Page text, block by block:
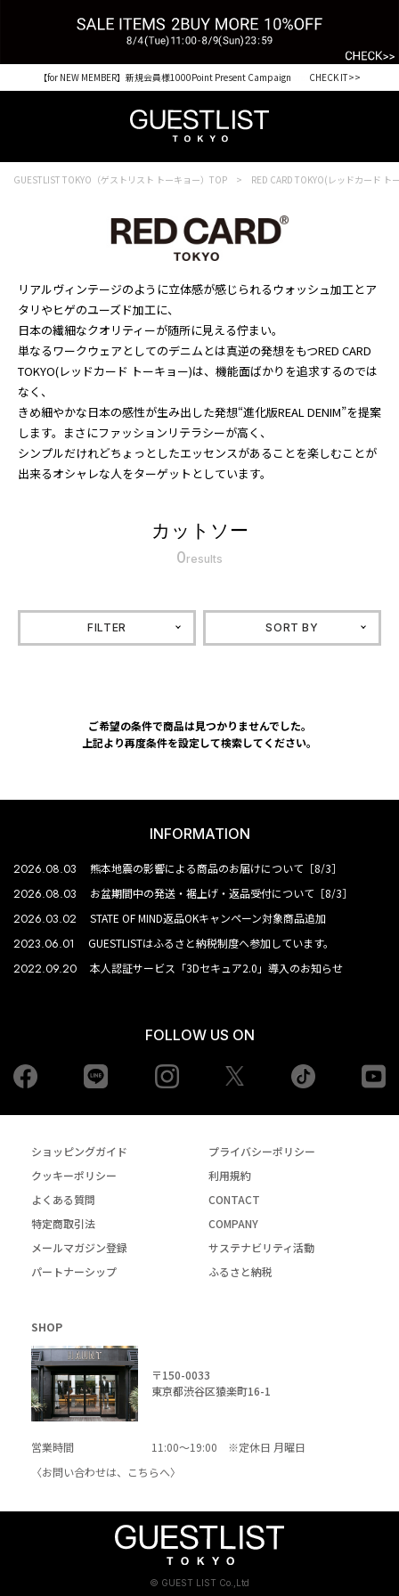
【for NEW MEMBER】新規会員様1000Point Present Campaign CHECK IT>>
GUESTLIST TOKYO（ゲストリスト トーキョー）TOP RED CARD TOKYO(レッドカード ト
リアルヴィンテージのように立体感が感じられるウォッシュ加工とア
タリやヒゲのユーズド加工に、
日本の繊細なクオリティーが随所に見える佇まい。
単なるワークウェアとしてのデニムとは真逆の発想をもつRED CARD
TOKYO(レッドカード トーキョー)は、機能面ばかりを追求するのでは
なく、
きめ細やかな日本の感性が生み出した発想“進化版REAL DENIM”を提案
します。まさにファッションリテラシーが高く、
シンプルだけれどちょっとしたエッセンスがあることを楽しむことが
出来るオシャレな人をターゲットとしています。
カットソー
0results
FILTER SORT BY
ご希望の条件で商品は見つかりませんでした。
上記より再度条件を設定して検索してください。
INFORMATION
2026.08.03 熊本地震の影響による商品のお届けについて［8/3］
2026.08.03 お盆期間中の発送・裾上げ・返品受付について［8/3］
2026.03.02 STATE OF MIND返品OKキャンペーン対象商品追加
2023.06.01 GUESTLISTはふるさと納税制度へ参加しています。
2022.09.20 本人認証サービス「3Dセキュア2.0」導入のお知らせ
FOLLOW US ON
Facebook Instagram tiktok
ショッピングガイド
プライバシーポリシー
クッキーポリシー
利用規約
よくある質問
CONTACT
特定商取引法
COMPANY
メールマガジン登録
サステナビリティ活動
パートナーシップ
ふるさと納税
SHOP
〒150-0033
東京都渋谷区猿楽町16-1
営業時間
11:00～19:00 ※定休日 月曜日
〈お問い合わせは、
こちらへ〉
© GUEST LIST Co.,Ltd